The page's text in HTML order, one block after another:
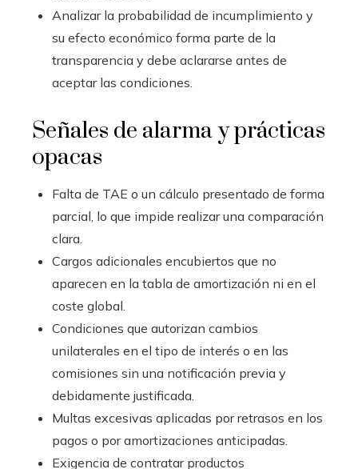
Analizar la probabilidad de incumplimiento y
su efecto económico forma parte de la
transparencia y debe aclararse antes de
aceptar las condiciones.
Señales de alarma y prácticas
opacas
Falta de TAE o un cálculo presentado de forma
parcial, lo que impide realizar una comparación
clara.
Cargos adicionales encubiertos que no
aparecen en la tabla de amortización ni en el
coste global.
Condiciones que autorizan cambios
unilaterales en el tipo de interés o en las
comisiones sin una notificación previa y
debidamente justificada.
Multas excesivas aplicadas por retrasos en los
pagos o por amortizaciones anticipadas.
Exigencia de contratar productos